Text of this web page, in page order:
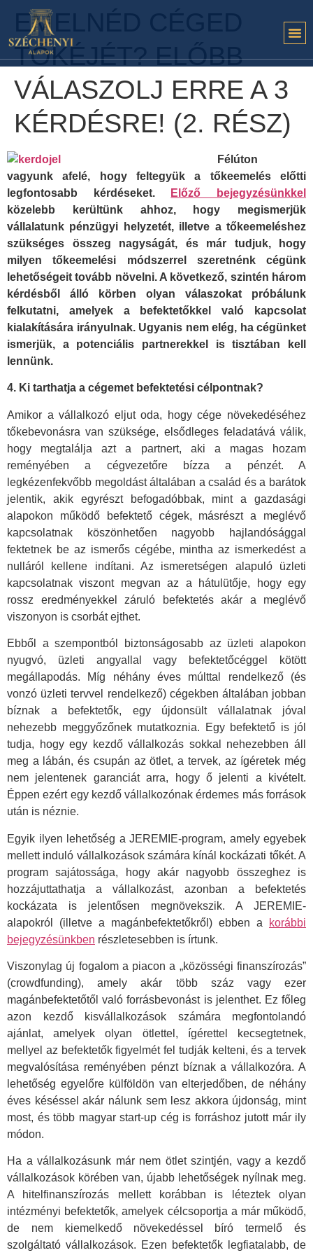
EMELNÉD CÉGED
TŐKÉJÉT? ELŐBB
VÁLASZOLJ ERRE A 3
KÉRDÉSRE! (2. RÉSZ)
Félúton
vagyunk afelé, hogy feltegyük a tőkeemelés előtti
legfontosabb kérdéseket.
Előző bejegyzésünkkel
közelebb kerültünk ahhoz, hogy megismerjük
vállalatunk pénzügyi helyzetét, illetve a tőkeemeléshez
szükséges összeg nagyságát, és már tudjuk, hogy
milyen tőkeemelési módszerrel szeretnénk cégünk
lehetőségeit tovább növelni. A következő, szintén három
kérdésből álló körben olyan válaszokat próbálunk
felkutatni, amelyek a befektetőkkel való kapcsolat
kialakítására irányulnak. Ugyanis nem elég, ha cégünket
ismerjük, a potenciális partnerekkel is tisztában kell
lennünk.
4. Ki tarthatja a cégemet befektetési célpontnak?
Amikor a vállalkozó eljut oda, hogy cége növekedéséhez
tőkebevonásra van szüksége, elsődleges feladatává válik,
hogy megtalálja azt a partnert, aki a magas hozam
reményében a cégvezetőre bízza a pénzét. A
legkézenfekvőbb megoldást általában a család és a barátok
jelentik, akik egyrészt befogadóbbak, mint a gazdasági
alapokon működő befektető cégek, másrészt a meglévő
kapcsolatnak köszönhetően nagyobb hajlandósággal
fektetnek be az ismerős cégébe, mintha az ismerkedést a
nulláról kellene indítani. Az ismeretségen alapuló üzleti
kapcsolatnak viszont megvan az a hátulütője, hogy egy
rossz eredményekkel záruló befektetés akár a meglévő
viszonyon is csorbát ejthet.
Ebből a szempontból biztonságosabb az üzleti alapokon
nyugvó, üzleti angyallal vagy befektetőcéggel kötött
megállapodás. Míg néhány éves múlttal rendelkező (és
vonzó üzleti tervvel rendelkező) cégekben általában jobban
bíznak a befektetők, egy újdonsült vállalatnak jóval
nehezebb meggyőzőnek mutatkoznia. Egy befektető is jól
tudja, hogy egy kezdő vállalkozás sokkal nehezebben áll
meg a lábán, és csupán az ötlet, a tervek, az ígéretek még
nem jelentenek garanciát arra, hogy ő jelenti a kivételt.
Éppen ezért egy kezdő vállalkozónak érdemes más források
után is néznie.
Egyik ilyen lehetőség a JEREMIE-program, amely egyebek
mellett induló vállalkozások számára kínál kockázati tőkét. A
program sajátossága, hogy akár nagyobb összeghez is
hozzájuttathatja a vállalkozást, azonban a befektetés
kockázata is jelentősen megnövekszik. A JEREMIE-
alapokról (illetve a magánbefektetőkről) ebben a
korábbi
bejegyzésünkben részletesebben is írtunk.
Viszonylag új fogalom a piacon a „közösségi finanszírozás”
(crowdfunding), amely akár több száz vagy ezer
magánbefektetőtől való forrásbevonást is jelenthet. Ez főleg
azon kezdő kisvállalkozások számára megfontolandó
ajánlat, amelyek olyan ötlettel, ígérettel kecsegtetnek,
mellyel az befektetők figyelmét fel tudják kelteni, és a tervek
megvalósítása reményében pénzt bíznak a vállalkozóra. A
lehetőség egyelőre külföldön van elterjedőben, de néhány
éves késéssel akár nálunk sem lesz akkora újdonság, mint
most, és több magyar start-up cég is forráshoz jutott már ily
módon.
Ha a vállalkozásunk már nem ötlet szintjén, vagy a kezdő
vállalkozások körében van, újabb lehetőségek nyílnak meg.
A hitelfinanszírozás mellett korábban is léteztek olyan
intézményi befektetők, amelyek célcsoportja a már működő,
de nem kiemelkedő növekedéssel bíró termelő és
szolgáltató vállalkozások. Ezen befektetők legfiatalabb, de